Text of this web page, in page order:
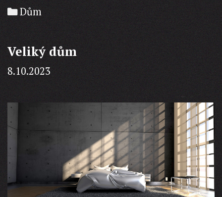
Categories
Dům
Veliký dům
8.10.2023